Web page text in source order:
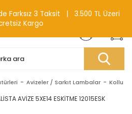
Avizeler / Sarkıt Lambalar Kollu
3 Taksit | 3.500 TL Üzeri
Kargo